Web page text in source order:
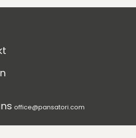
office@pansatori.com